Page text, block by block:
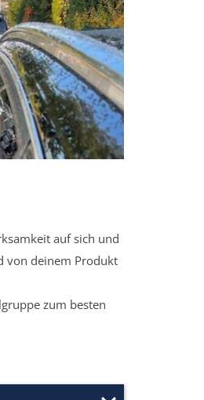
auf sich und
von deinem Produkt
zum besten